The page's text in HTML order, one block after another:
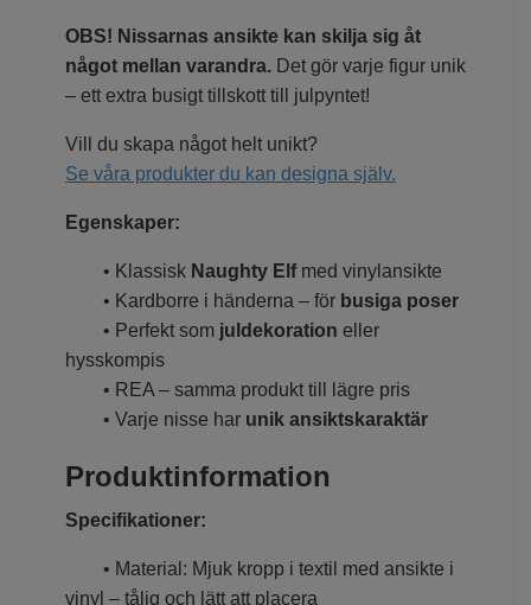
OBS! Nissarnas ansikte kan skilja sig åt
något mellan varandra. Det gör varje figur unik
– ett extra busigt tillskott till julpyntet!
Vill du skapa något helt unikt?
Se våra produkter du kan designa själv.
Egenskaper:
• Klassisk Naughty Elfmed vinylansikte
• Kardborre i händerna – för busiga poser
• Perfekt som juldekoration eller
hysskompis
• REA – samma produkt till lägre pris
• Varje nisse har unik ansiktskaraktär
Produktinformation
Specifikationer:
• Material: Mjuk kropp i textil med ansikte i
vinyl – tålig och lätt att placera